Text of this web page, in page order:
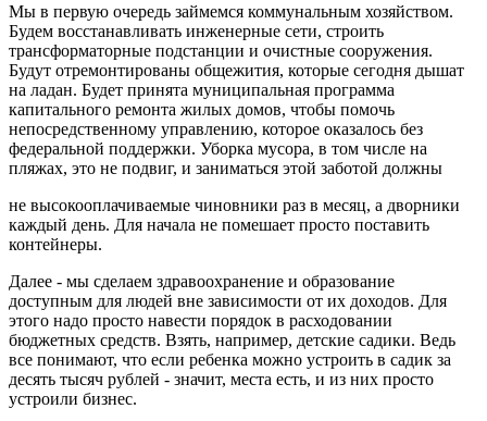
Мы в первую очередь займемся коммунальным хозяйством.
Будем восстанавливать инженерные сети, строить
трансформаторные подстанции и очистные сооружения.
Будут отремонтированы общежития, которые сегодня дышат
на ладан. Будет принята муниципальная программа
капитального ремонта жилых домов, чтобы помочь
непосредственному управлению, которое оказалось без
федеральной поддержки. Уборка мусора, в том числе на
пляжах, это не подвиг, и заниматься этой заботой должны
не высокооплачиваемые чиновники раз в месяц, а дворники
каждый день. Для начала не помешает просто поставить
контейнеры.
Далее - мы сделаем здравоохранение и образование
доступным для людей вне зависимости от их доходов. Для
этого надо просто навести порядок в расходовании
бюджетных средств. Взять, например, детские садики. Ведь
все понимают, что если ребенка можно устроить в садик за
десять тысяч рублей - значит, места есть, и из них просто
устроили бизнес.